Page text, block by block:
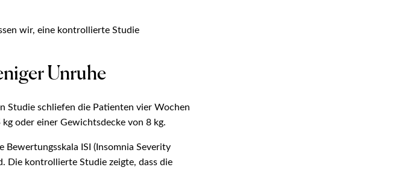
wir, eine kontrollierte Studie
Unruhe
Studie schliefen die Patienten vier Wochen
oder einer Gewichtsdecke von 8 kg.
ISI (Insomnia Severity
Die kontrollierte Studie zeigte, dass die